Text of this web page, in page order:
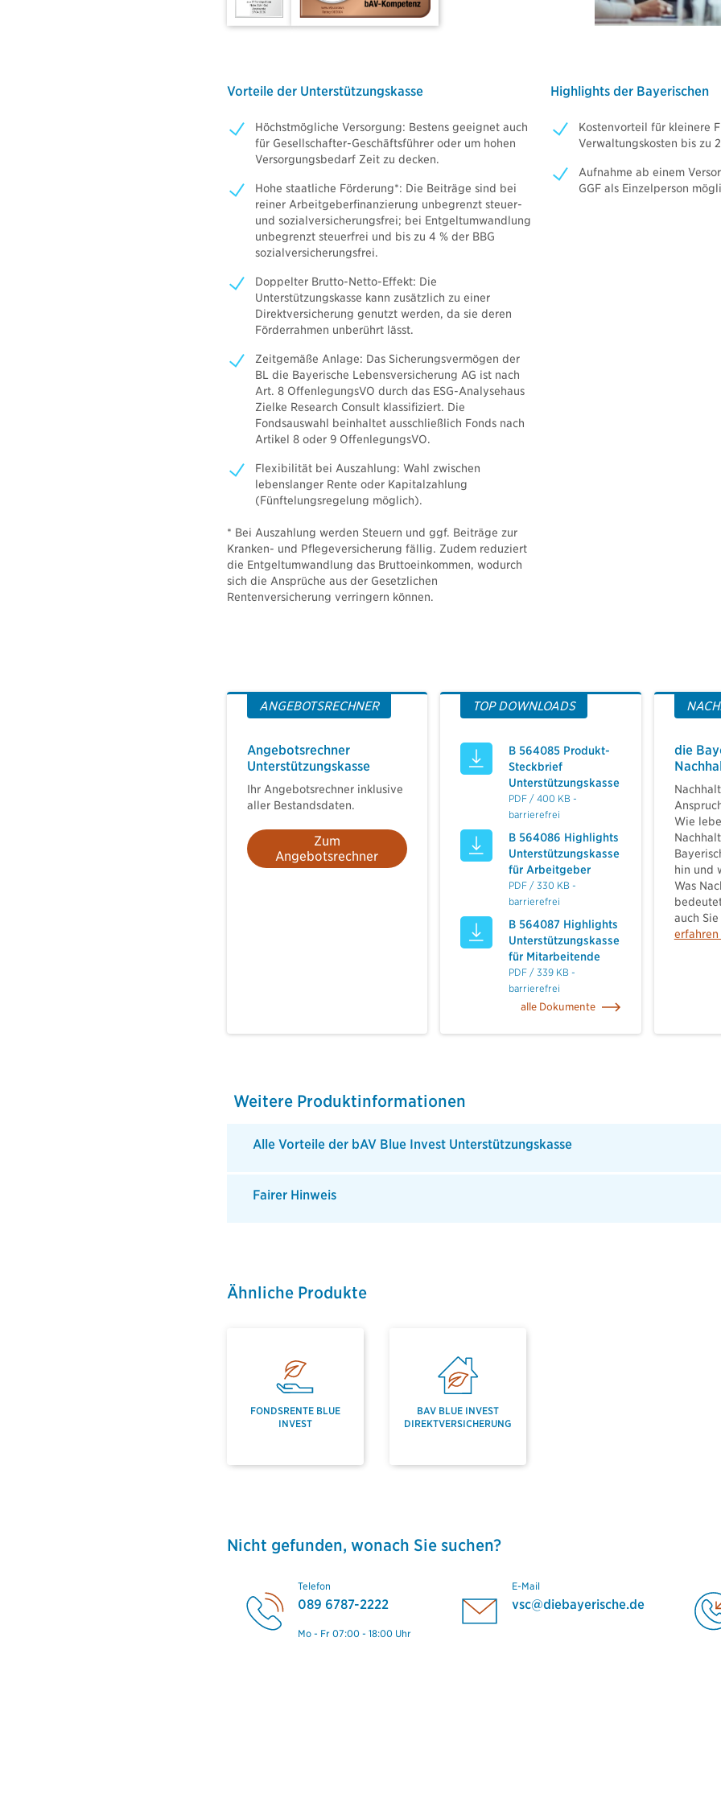
Gruppenunfallversicherung
Basisrente Blue Invest
bAV Blue Invest
bAV Blue Invest Direktversicherung
bAV Blue Invest Unterstützungskasse
⇒ Downloads Nachhaltige Produkte
Logos und Bildmaterialien
Vorteile der Unterstützungskasse
Höchstmögliche Versorgung: Bestens geeignet auch
für Gesellschafter-Geschäftsführer oder um hohen
Versorgungsbedarf Zeit zu decken.
Hohe staatliche Förderung*: Die Beiträge sind bei
reiner Arbeitgeberfinanzierung unbegrenzt steuer-
und sozialversicherungsfrei; bei Entgeltumwandlung
unbegrenzt steuerfrei und bis zu 4 % der BBG
sozialversicherungsfrei.
Doppelter Brutto-Netto-Effekt: Die
Unterstützungskasse kann zusätzlich zu einer
Direktversicherung genutzt werden, da sie deren
Förderrahmen unberührt lässt.
Zeitgemäße Anlage: Das Sicherungsvermögen der
BL die Bayerische Lebensversicherung AG ist nach
Art. 8 OffenlegungsVO durch das ESG-Analysehaus
Zielke Research Consult klassifiziert. Die
Fondsauswahl beinhaltet ausschließlich Fonds nach
Artikel 8 oder 9 OffenlegungsVO.
Flexibilität bei Auszahlung: Wahl zwischen
lebenslanger Rente oder Kapitalzahlung
(Fünftelungsregelung möglich).
* Bei Auszahlung werden Steuern und ggf. Beiträge zur
Kranken- und Pflegeversicherung fällig. Zudem reduziert
die Entgeltumwandlung das Bruttoeinkommen, wodurch
sich die Ansprüche aus der Gesetzlichen
Rentenversicherung verringern können.
Highlights der Bayerischen
Kostenvorteil für kleinere
Verwaltungskosten bis zu
Aufnahme ab einem
GGF als Einzelperson
ANGEBOTSRECHNER
Angebotsrechner
Unterstützungskasse
Ihr Angebotsrechner inklusive
aller Bestandsdaten.
Zum
Angebotsrechner
TOP DOWNLOADS
B 564085 Produkt-
Steckbrief
Unterstützungskasse
PDF / 400 KB -
barrierefrei
B 564086 Highlights
Unterstützungskasse
für Arbeitgeber
PDF / 330 KB -
barrierefrei
B 564087 Highlights
Unterstützungskasse
für Mitarbeitende
PDF / 339 KB -
barrierefrei
alle Dokumente
die
Wie
hin und
Was
auch
Weitere Produktinformationen
Alle Vorteile der bAV Blue Invest Unterstützungskasse
Fairer Hinweis
Ähnliche Produkte
FONDSRENTE BLUE
INVEST
BAV BLUE INVEST
DIREKTVERSICHERUNG
Nicht gefunden, wonach Sie suchen?
Telefon
089 6787-2222
Mo - Fr 07:00 - 18:00 Uhr
E-Mail
vsc@diebayerische.de